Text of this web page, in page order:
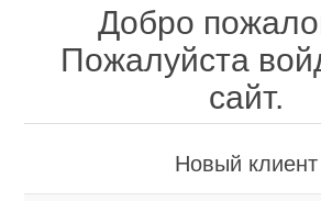
Добро
Пожалуйста
сайт.
Новый клиент